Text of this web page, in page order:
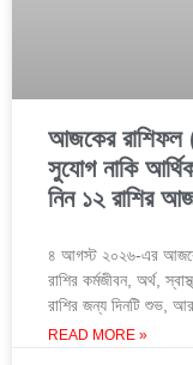
আজকের রাশিফল
সুযোগ নাকি
নিন ১২ রাশির
৪ আগস্ট ২০২৬-এর
রাশির কর্মজীবন, অর্থ,
রাশির জন্য দিনটি শুভ,
READ MORE »